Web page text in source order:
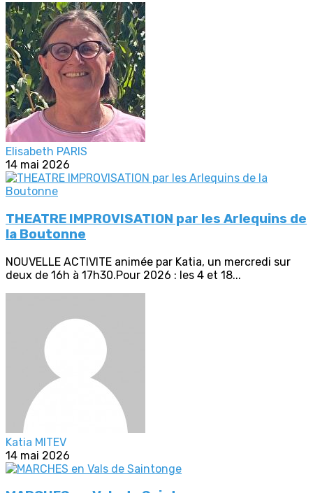
Elisabeth PARIS
14 mai 2026
THEATRE IMPROVISATION par les Arlequins de
la Boutonne
NOUVELLE ACTIVITE animée par Katia, un mercredi sur
deux de 16h à 17h30.Pour 2026 : les 4 et 18...
Katia MITEV
14 mai 2026